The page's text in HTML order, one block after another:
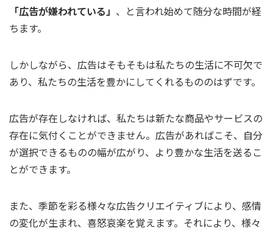
「広告が嫌われている」 、と言われ始めて随分な時間が経
ちます。
しかしながら、広告はそもそもは私たちの生活に不可欠で
あり、私たちの生活を豊かにしてくれるもののはずです。
広告が存在しなければ、私たちは新たな商品やサービスの
存在に気付くことができません。広告があればこそ、自分
が選択できるものの幅が広がり、より豊かな生活を送るこ
とができます。
また、季節を彩る様々な広告クリエイティブにより、感情
の変化が生まれ、喜怒哀楽を覚えます。それにより、様々